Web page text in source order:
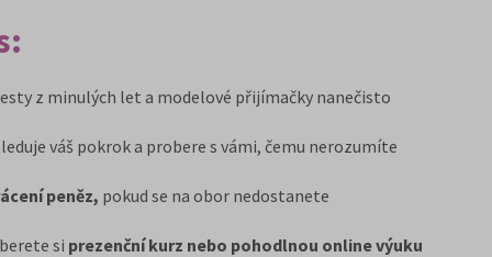
z minulých let a modelové přijímačky nanečisto
váš pokrok a probere s vámi, čemu nerozumíte
peněz, pokud se na obor nedostanete
si prezenční kurz nebo pohodlnou online výuku